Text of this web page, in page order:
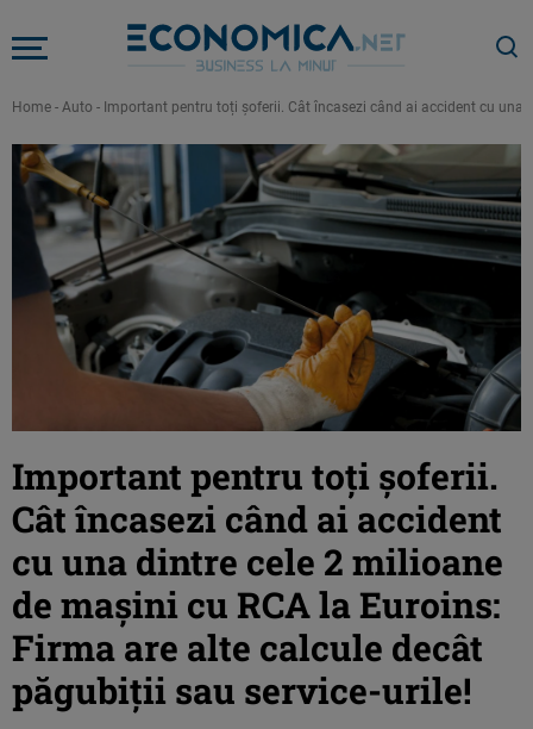
Home - Auto - Important pentru toți șoferii. Cât încasezi când ai accident cu
Important pentru toți șoferii.
Cât încasezi când ai accident
cu una dintre cele 2 milioane
de mașini cu RCA la Euroins:
Firma are alte calcule decât
păgubiții sau service-urile!